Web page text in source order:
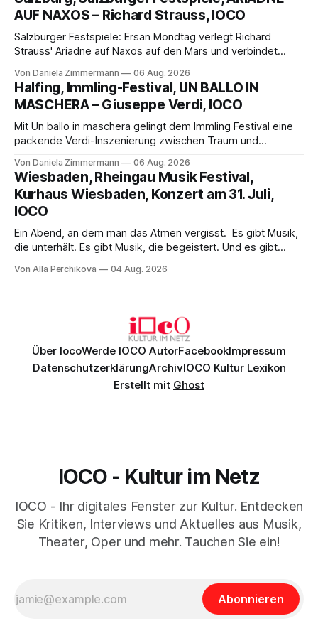
die komplexe Partitur eindrucksvoll, Philippe Sly berührt als
Franziskus.
AUF NAXOS – Richard Strauss, IOCO
Salzburger Festspiele: Ersan Mondtag verlegt Richard
Strauss' Ariadne auf Naxos auf den Mars und verbindet
Aufführung mit starken Solisten und den Wiener
Philharmonikern, szenisch bleibt der zweite Akt jedoch
hinter den Erwartungen zurück.
Von Daniela Zimmermann 06 Aug. 2026
Halfing, Immling-Festival, UN BALLO IN
MASCHERA – Giuseppe Verdi, IOCO
Mit Un ballo in maschera gelingt dem Immling Festival eine
packende Verdi-Inszenierung zwischen Traum und
psychologische Tiefe mit starken Bildern, getragen von
einem spielfreudigen Ensemble und einer musikalisch
überzeugenden Gesamtleistung.
Von Daniela Zimmermann 06 Aug. 2026
Wiesbaden, Rheingau Musik Festival,
Kurhaus Wiesbaden, Konzert am 31. Juli,
IOCO
Ein Abend, an dem man das Atmen vergisst. Es gibt Musik,
die unterhält. Es gibt Musik, die begeistert. Und es gibt
Genau so war der Abend im Kurhaus Wiesbaden, an dem
Von Alla Perchikova 04 Aug. 2026
Über IocoWerde IOCO AutorFacebookImpressum
DatenschutzerklärungArchivIOCO Kultur Lexikon
Erstellt mit Ghost
IOCO - Kultur im Netz
IOCO - Ihr digitales Fenster zur Kultur. Entdecken
Sie Kritiken, Interviews und Aktuelles aus Musik,
Theater, Oper und mehr. Tauchen Sie ein!
Abonnieren